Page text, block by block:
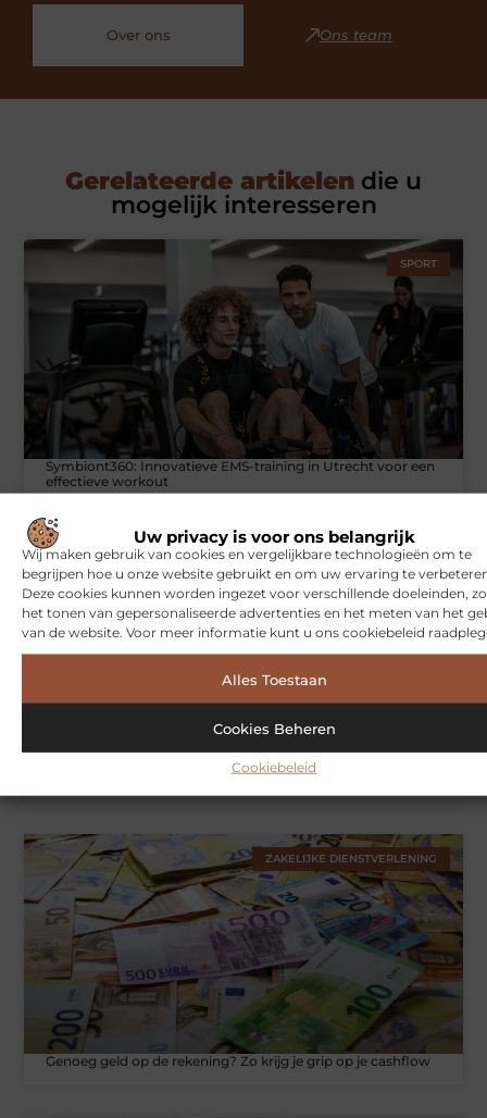
Uw privacy is voor ons belangrijk
Wij maken gebruik van cookies en vergelijkbare technologieën om te
begrijpen hoe u onze website gebruikt en om uw ervaring te
Deze cookies kunnen worden ingezet voor verschillende doeleinden,
het tonen van gepersonaliseerde advertenties en het meten van het
van de website. Voor meer informatie kunt u ons cookiebeleid
Alles Toestaan
Cookies Beheren
Cookiebeleid
Over ons Ons team
Gerelateerde artikelen die u
mogelijk interesseren
SPORT
Symbiont360: Innovatieve EMS-training in Utrecht voor een
effectieve workout
WONINGEN
Hoe je jouw woning in Amsterdam beter beschermt tegen
ZAKELIJKE DIENSTVERLENING
Genoeg geld op de rekening? Zo krijg je grip op je cashflow